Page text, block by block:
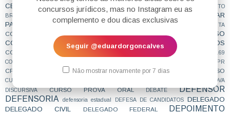
concursos jurídicos, mas no Instagram eu as
complemento e dou dicas exclusivas
Seguir @eduardorgoncalves
Não mostrar novamente por 7 dias
CESPE CF EM 20 DIAS cnj CNMP COACH COACHING CÓDIGO DE TRÂNSITO
BRASILEIRO
COLABORAÇÃO COMBATE À CORRUPÇÃO
COMO SE PREPARAR
PARA CONCURSOS
COMPROMISSO DE AJUSTAMENTO DE CONDUTA
CONCENTRAÇÃO CONCURSEIROS
CONCURSO
CONCURSO PÚBLICO
CONCURSOS CONCURSOS FUTUROS
CONCURSOS NÍVEL HARD CONTRATAÇÃO TEMPORÁRIA
CONVENÇÃO 169
COOPERAÇÃO INTERNACIONAL
CPR
CRIMINOLOGIA CRONOGRAMA CTB CURIOSIDADES CURSINHO CURSO
CURSO ESTUDO DE CASO - TRF4
CURSO PROVA
DISCURSIVA
CURSO PROVA ORAL DEBATE
DEFENSOR
DEFENSORIA
defensoria estadual DEFESA DE CANDIDATOS
DELEGADO
DELEGADO CIVIL
DELEGADO FEDERAL DEPOIMENTO